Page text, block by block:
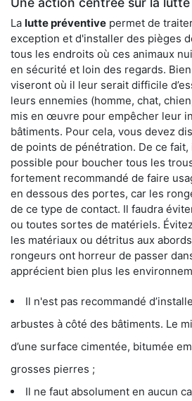
La lutte préventive permet de
exception et d'installer des pièges
tous les endroits où ces animaux
en sécurité et loin des regards.
viseront où il leur serait difficile
leurs ennemies (homme, chat,
mis en œuvre pour empêcher leur
bâtiments. Pour cela, vous devez
de points de pénétration. De ce
possible pour boucher tous les
fortement recommandé de faire
en dessous des portes, car les
de ce type de contact. Il faudra
ou toutes sortes de matériels.
les matériaux ou détritus aux
rongeurs ont horreur de passer
apprécient bien plus les
Il n'est pas recommandé
arbustes à côté des bâtiments. Le
d’une surface cimentée, bitumée
grosses pierres ;
Il ne faut absolument en aucun